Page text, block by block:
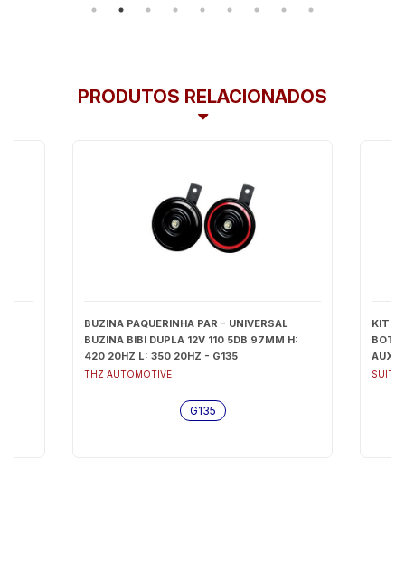
PRODUTOS RELACIONADOS
BUZINA PAQUERINHA PAR - UNIVERSAL
BUZINA BIBI DUPLA 12V 110 5DB 97MM H:
420 20HZ L: 350 20HZ - G135
THZ AUTOMOTIVE
G135
KIT
SUITS